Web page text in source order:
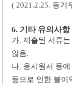
( 2021.2.25. 등기
6. 기타 유의사항
가.제출된 서류
않음.
나. 응시원서 등
등으로 인한 불이